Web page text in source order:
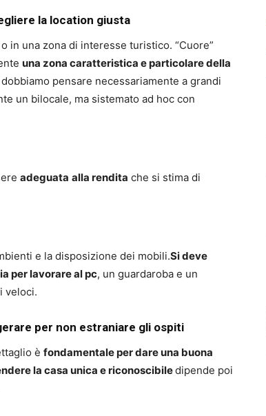
la location giusta
in una zona di interesse turistico. “Cuore”
una zona caratteristica e particolare della
pensare necessariamente a grandi
un bilocale, ma sistemato ad hoc con
adeguata alla rendita che si stima di
e la disposizione dei mobili.Si deve
per lavorare al pc, un guardaroba e un
veloci.
per non estraniare gli ospiti
è fondamentale per dare una buona
la casa unica e riconoscibiledipende poi